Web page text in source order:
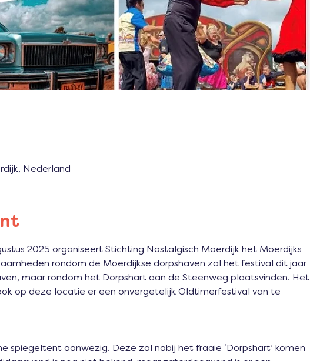
Nederland
2025 organiseert Stichting Nostalgisch Moerdijk het Moerdijks
rondom de Moerdijkse dorpshaven zal het festival dit jaar
maar rondom het Dorpshart aan de Steenweg plaatsvinden. Het
op deze locatie er een onvergetelijk Oldtimerfestival van te
spiegeltent aanwezig. Deze zal nabij het fraaie ‘Dorpshart’ komen